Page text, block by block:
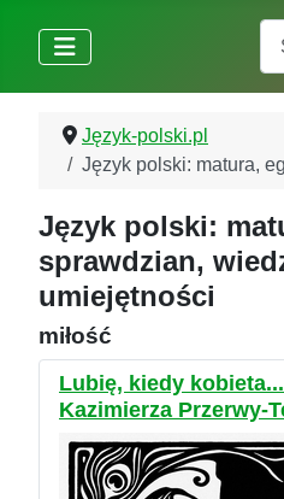
Język-polski.pl
Język polski: matura,
Język polski:
sprawdzian,
umiejętności
miłość
Lubię, kiedy
Kazimierza Przerwy-